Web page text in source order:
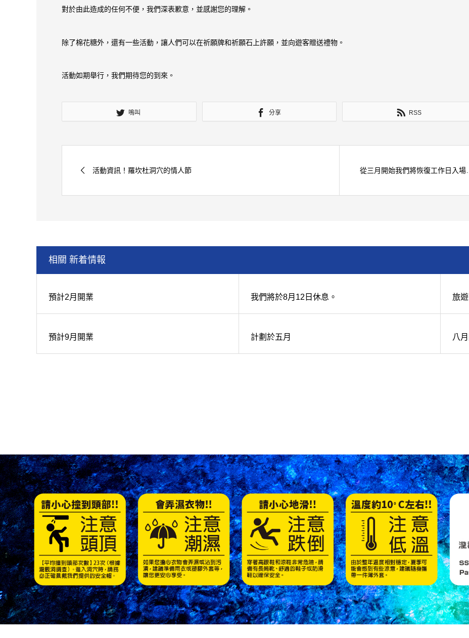
對於由此造成的任何不便，我們深表歉意，並感謝您的理解。
除了棉花糖外，還有一些活動，讓人們可以在祈願牌和祈願石上許願，並向遊客贈送禮物。
活動如期舉行，我們期待您的到來。
鳴叫 分享 RSS
活動資訊！羅坎杜洞穴的情人節 從三月開始我們將恢復工作日入場…
相關 新着情報
預計2月開業 我們將於8月12日休息。 旅
預計9月開業 計劃於五月 八